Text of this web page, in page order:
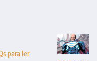
para ler